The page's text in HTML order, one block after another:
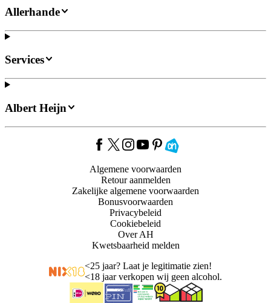
Allerhande
Services
Albert Heijn
Algemene voorwaarden
Retour aanmelden
Zakelijke algemene voorwaarden
Bonusvoorwaarden
Privacybeleid
Cookiebeleid
Over AH
Kwetsbaarheid melden
<25 jaar? Laat je legitimatie zien!
<18 jaar verkopen wij geen alcohol.